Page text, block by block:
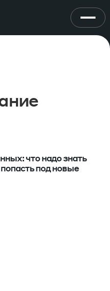
что надо знать
под новые